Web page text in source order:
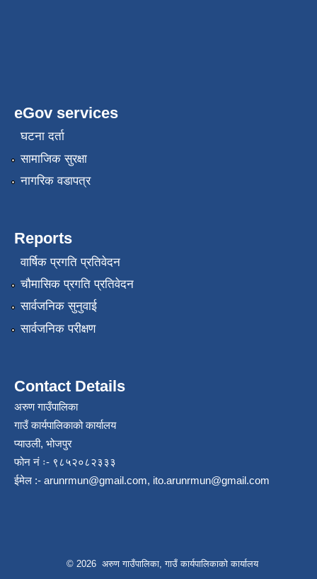
eGov services
घटना दर्ता
सामाजिक सुरक्षा
नागरिक वडापत्र
Reports
वार्षिक प्रगति प्रतिवेदन
चौमासिक प्रगति प्रतिवेदन
सार्वजनिक सुनुवाई
सार्वजनिक परीक्षण
Contact Details
अरुण गाउँपालिका
गाउँ कार्यपालिकाको कार्यालय
प्याउली, भोजपुर
फोन नं ः- ९८५२०८२३३३
ईमेल :- arunrmun@gmail.com, ito.arunrmun@gmail.com
© 2026 अरुण गाउँपालिका, गाउँ कार्यपालिकाको कार्यालय